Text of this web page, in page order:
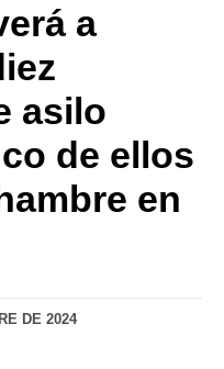
a
asilo
de ellos
en
DE 2024